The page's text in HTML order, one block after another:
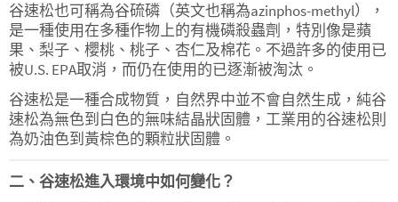
谷速松也可稱為谷硫磷（英文也稱為azinphos-methyl），
是一種使用在多種作物上的有機磷殺蟲劑，特別像是蘋
果、梨子、櫻桃、桃子、杏仁及棉花。不過許多的使用已
被U.S. EPA取消，而仍在使用的已逐漸被淘汰。
谷速松是一種合成物質，自然界中並不會自然生成，純谷
速松為無色到白色的無味結晶狀固體，工業用的谷速松則
為奶油色到黃棕色的顆粒狀固體。
二、谷速松進入環境中如何變化？